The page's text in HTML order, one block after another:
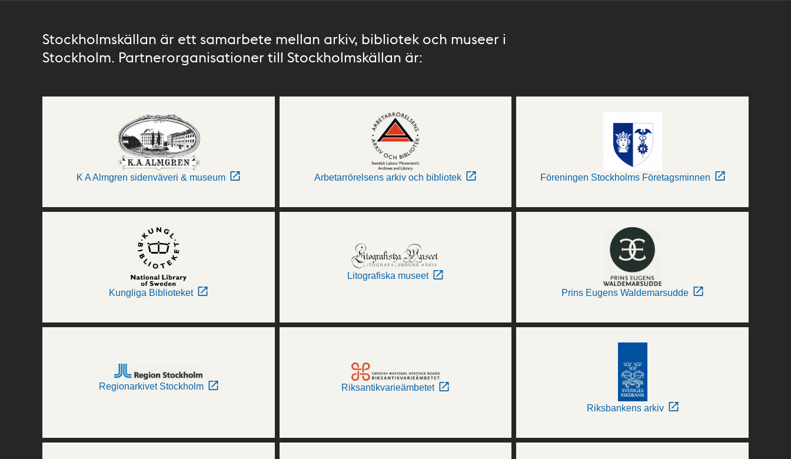
Stockholmskällan är ett samarbete mellan arkiv, bibliotek och museer i
Stockholm. Partnerorganisationer till Stockholmskällan är:
K A Almgren sidenväveri & museum Arbetarrörelsens arkiv och bibliotek Föreningen Stockholms Företagsminnen
Kungliga Biblioteket
Litografiska museet
Prins Eugens Waldemarsudde
Regionarkivet Stockholm Riksantikvarieämbetet
Riksbankens arkiv